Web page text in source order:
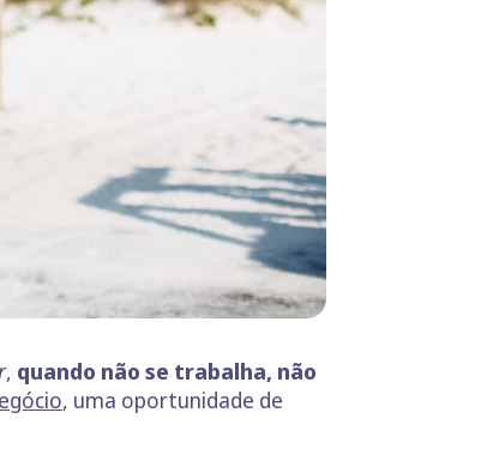
, quando não se trabalha, não
, uma oportunidade de